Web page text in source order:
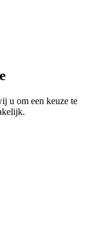
u om een keuze te